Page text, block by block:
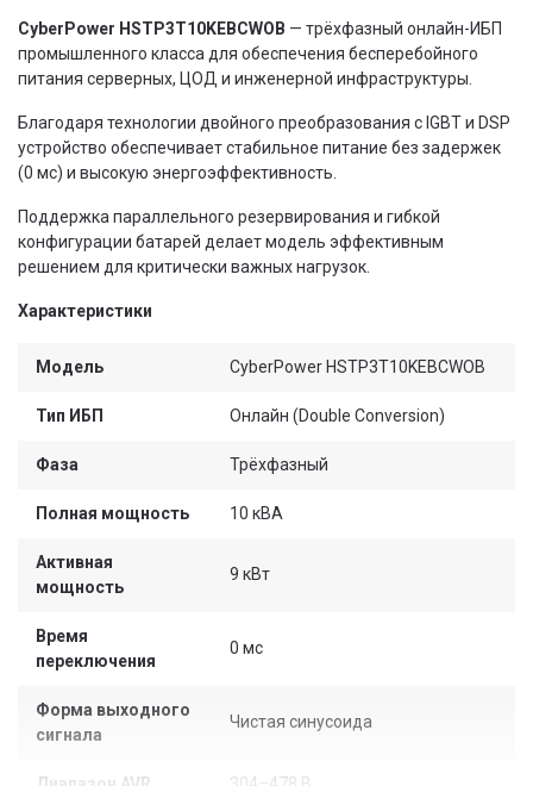
CyberPower HSTP3T10KEBCWOB — трёхфазный онлайн-ИБП
промышленного класса для обеспечения бесперебойного
питания серверных, ЦОД и инженерной инфраструктуры.
Благодаря технологии двойного преобразования с IGBT и DSP
устройство обеспечивает стабильное питание без задержек
(0 мс) и высокую энергоэффективность.
Поддержка параллельного резервирования и гибкой
конфигурации батарей делает модель эффективным
решением для критически важных нагрузок.
Характеристики
Модель CyberPower HSTP3T10KEBCWOB
Тип ИБП Онлайн (Double Conversion)
Фаза Трёхфазный
Полная мощность 10 кВА
Активная
мощность
9 кВт
Время
переключения
0 мс
Форма выходного
сигнала
Чистая синусоида